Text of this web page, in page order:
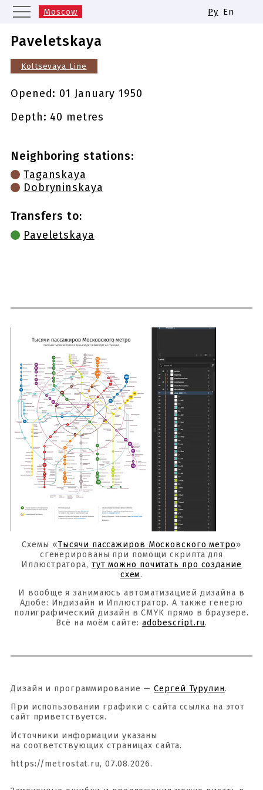
Moscow
Kazan
Nizhny Novgorod
Novosibirsk
Same names of metro stations
Ру En
Paveletskaya
Koltsevaya Line
Opened: 01 January 1950
Depth: 40 metres
Neighboring stations:
Taganskaya
Dobryninskaya
Transfers to:
Paveletskaya
Схемы «Тысячи пассажиров Московского метро»
сгенерированы при помощи скрипта для
Иллюстратора, тут можно почитать про создание
схем.
И вообще я занимаюсь автоматизацией дизайна в
Адобе: Индизайн и Иллюстратор. А также генерю
полиграфический дизайн в CMYK прямо в браузере.
Всё на моём сайте: adobescript.ru.
Дизайн и программирование —Сергей Турулин.
При использовании графики с сайта ссылка на этот
сайт приветствуется.
Источники информации указаны
на соответствующих страницах сайта.
https://metrostat.ru, 07.08.2026.